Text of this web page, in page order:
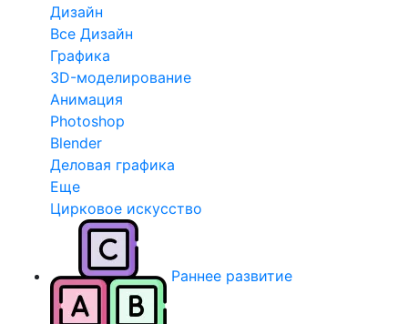
Дизайн
Все Дизайн
Графика
3D-моделирование
Анимация
Photoshop
Blender
Деловая графика
Еще
Цирковое искусство
Раннее развитие